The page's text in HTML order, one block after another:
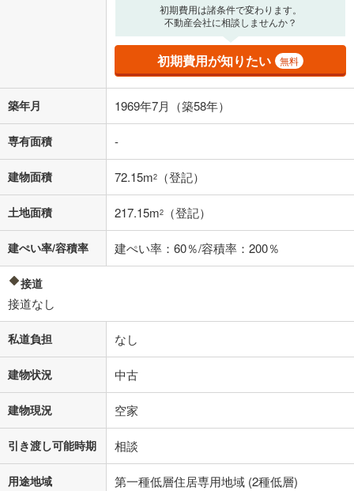
0万円 690万円
自己資金から住宅購入にかけられる金額を入力してくださ
い。一般的には物件価格の2割までが目安です。
閉じる
万円
0円 690万円
年2回払いを想定しています。毎月の返済額に加えて、ボー
ナス時の増額分（1回分）を入力してください。
ボーナス払いの限度額は金融機関によって異なります。
閉じる
17,911円/月
「金利」については、ご利用を予定されている金融機関等にご確認の
る値は、実際の金融機関等における貸出金利とは何ら関係がなく、実際
の金融機関等における貸出金利を何ら保証するものではありません。返
済方法「元利均等返済」にて算出しております。入力された金利を35年
適用した場合の計算結果を表示しています。
その他月額費用や、初期費用がかかります。ご注意ください。実際にお
借り入れの際は各金融機関等に、必ずご自身でご確認をお願いいたしま
条件によってお借り入れができないことがあります。
不動産会社に購入相談をする
初期費用は諸条件で変わります。
不動産会社に相談しませんか？
初期費用が知りたい 無料
築年月 1969年7月（築58年）
専有面積 -
建物面積 72.15m2 （登記）
土地面積 217.15m2 （登記）
建ぺい率/容積率 建ぺい率：60％/容積率：200％
接道
接道なし
私道負担 なし
建物状況 中古
建物現況 空家
引き渡し可能時期 相談
用途地域 第一種低層住居専用地域 (2種低層)